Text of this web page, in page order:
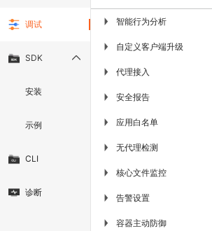
调试
SDK
安装
示例
CLI
诊断
▶ 智能行为分析
▶ 自定义客户端升级
▶ 代理接入
▶ 安全报告
▶ 应用白名单
▶ 无代理检测
▶ 核心文件监控
▶ 告警设置
▶ 容器主动防御